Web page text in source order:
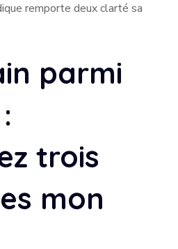
remporte deux clarté sa
parmi
trois
mon